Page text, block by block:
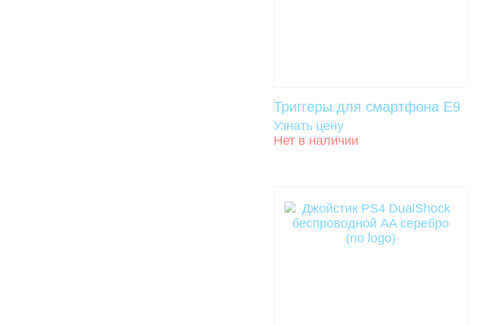
Триггеры для смартфона E9
Узнать цену
Нет в наличии